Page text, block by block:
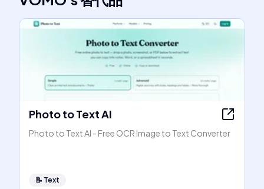
Photo to Text AI
Photo to Text AI - Free OCR Image to Text Converter
📝 Text